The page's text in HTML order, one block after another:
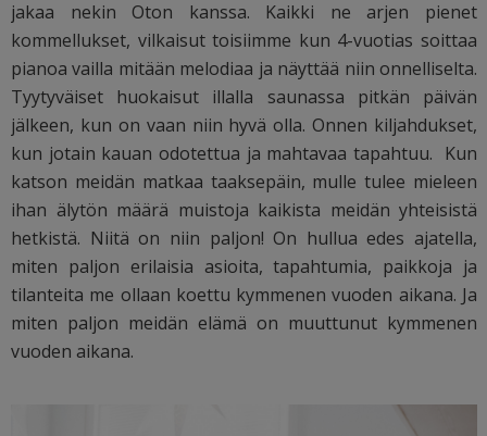
jakaa nekin Oton kanssa. Kaikki ne arjen pienet
kommellukset, vilkaisut toisiimme kun 4-vuotias soittaa
pianoa vailla mitään melodiaa ja näyttää niin onnelliselta.
Tyytyväiset huokaisut illalla saunassa pitkän päivän
jälkeen, kun on vaan niin hyvä olla. Onnen kiljahdukset,
kun jotain kauan odotettua ja mahtavaa tapahtuu. Kun
katson meidän matkaa taaksepäin, mulle tulee mieleen
ihan älytön määrä muistoja kaikista meidän yhteisistä
hetkistä. Niitä on niin paljon! On hullua edes ajatella,
miten paljon erilaisia asioita, tapahtumia, paikkoja ja
tilanteita me ollaan koettu kymmenen vuoden aikana. Ja
miten paljon meidän elämä on muuttunut kymmenen
vuoden aikana.